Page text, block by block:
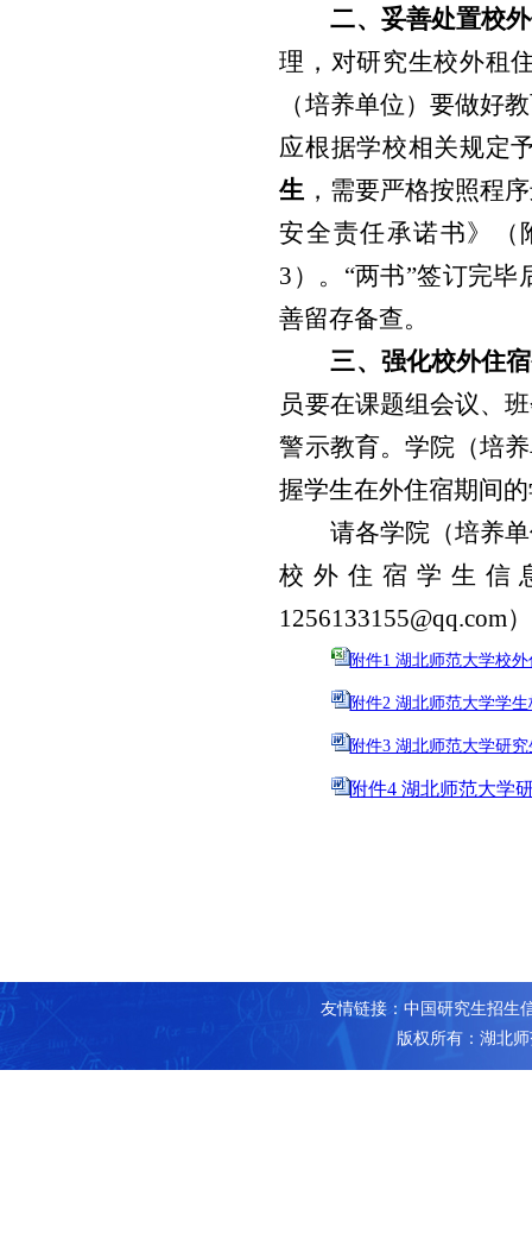
二、妥善处置校
理，对研究生校外租
（培养单位）要做好
应根据学校相关规定
生 ，需要严格按照程
安全责任承诺书》（
3）。“两书”签订完
善留存备查。
三、强化校外住
员要在课题组会议、
警示教育。学院（培
握学生在外住宿期间
请各学院（培养
校外住宿学生信
1256133155@qq.com
附件1 湖北师范大学校
附件2 湖北师范大学学
附件3 湖北师范大学研
附件4 湖北师范大学
友情链接： 中国研究生招生
版权所有：湖北